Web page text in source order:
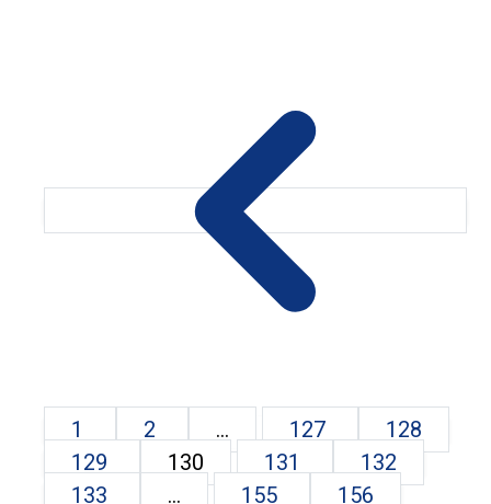
1 2 ... 127
128
129
130 131
132
133
... 155 156